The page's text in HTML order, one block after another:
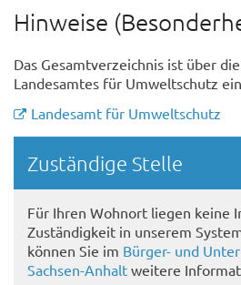
Hinweise
Das Gesamtverzeichnis ist über
Landesamtes für Umweltschutz
Landesamt für Umweltschutz
Randspalte
Zuständige Stelle
Für Ihren Wohnort liegen keine
Zuständigkeit in unserem
können Sie im Bürger- und
Sachsen-Anhalt weitere